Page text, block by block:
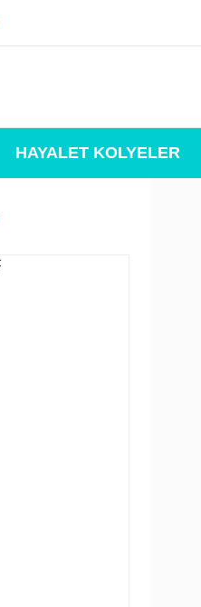
HAYALET KOLYELER